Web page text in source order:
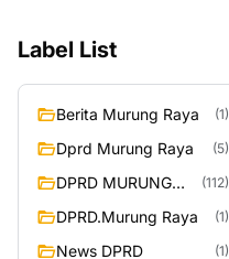
Label List
Berita Murung Raya (1)
Dprd Murung Raya (5)
DPRD MURUNG
RAYA
(112)
DPRD.Murung Raya (1)
News DPRD (1)